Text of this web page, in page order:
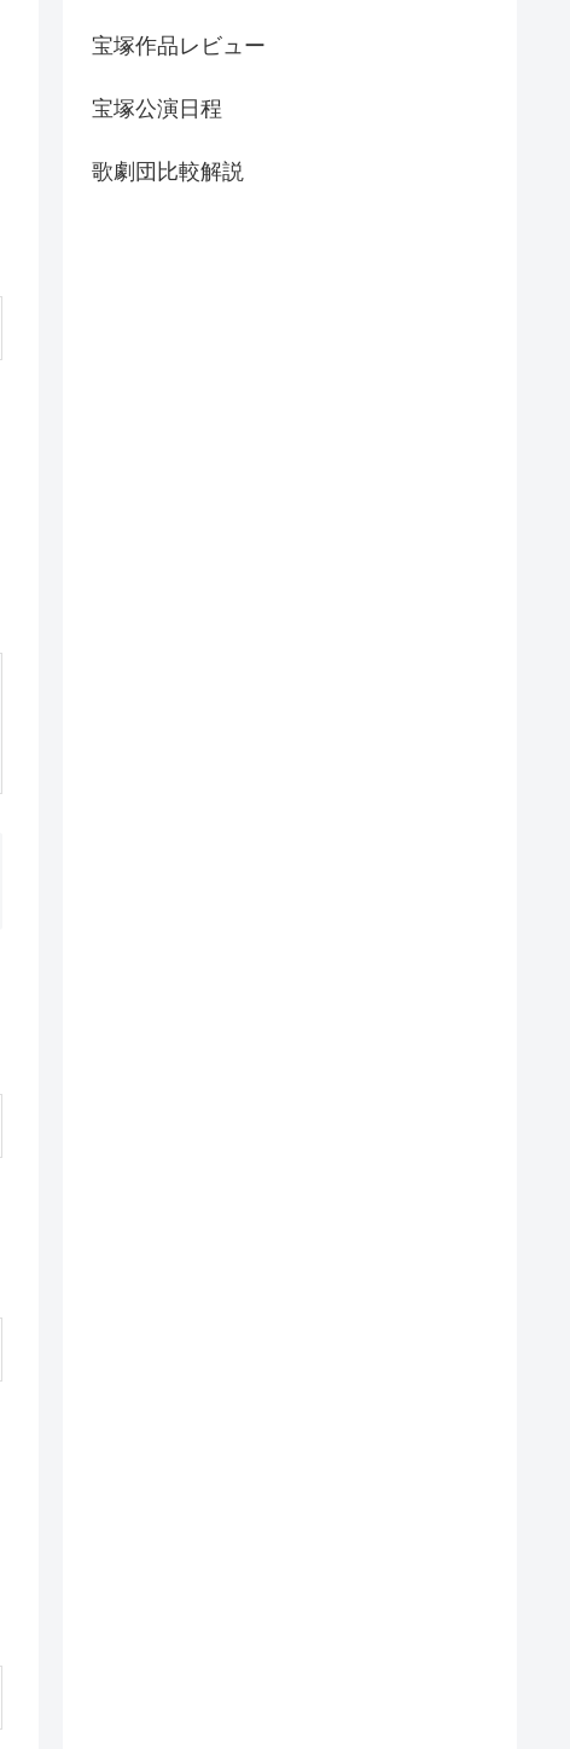
宝塚作品レビュー
宝塚公演日程
歌劇団比較解説